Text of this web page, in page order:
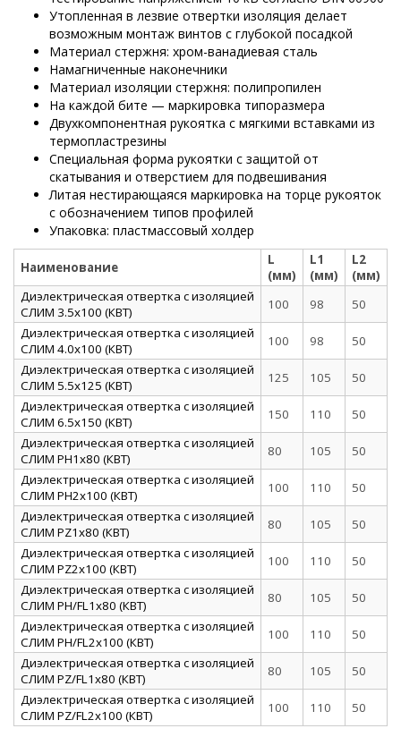
Утопленная в лезвие отвертки изоляция делает
возможным монтаж винтов с глубокой посадкой
Материал стержня: хром-ванадиевая сталь
Намагниченные наконечники
Материал изоляции стержня: полипропилен
На каждой бите — маркировка типоразмера
Двухкомпонентная рукоятка с мягкими вставками из
термопластрезины
Специальная форма рукоятки с защитой от
скатывания и отверстием для подвешивания
Литая нестирающаяся маркировка на торце рукояток
с обозначением типов профилей
Упаковка: пластмассовый холдер
Наименование
L
(мм)
L1
(мм)
L2
(мм)
Диэлектрическая отвертка с изоляцией
СЛИМ 3.5х100 (КВТ)
100 98
50
Диэлектрическая отвертка с изоляцией
СЛИМ 4.0х100 (КВТ)
100 98
50
Диэлектрическая отвертка с изоляцией
СЛИМ 5.5х125 (КВТ)
125 105
50
Диэлектрическая отвертка с изоляцией
СЛИМ 6.5х150 (КВТ)
150 110
50
Диэлектрическая отвертка с изоляцией
СЛИМ PH1x80 (КВТ)
80 105
50
Диэлектрическая отвертка с изоляцией
СЛИМ PH2x100 (КВТ)
100 110
50
Диэлектрическая отвертка с изоляцией
СЛИМ PZ1x80 (КВТ)
80 105
50
Диэлектрическая отвертка с изоляцией
СЛИМ PZ2x100 (КВТ)
100 110
50
Диэлектрическая отвертка с изоляцией
СЛИМ PH/FL1x80 (КВТ)
80 105
50
Диэлектрическая отвертка с изоляцией
СЛИМ PH/FL2x100 (КВТ)
100 110
50
Диэлектрическая отвертка с изоляцией
СЛИМ PZ/FL1x80 (КВТ)
80 105
50
Диэлектрическая отвертка с изоляцией
СЛИМ PZ/FL2x100 (КВТ)
100 110 50